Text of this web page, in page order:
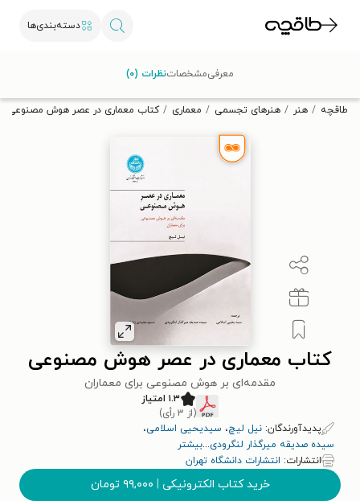
دسته‌بندی‌ها
تخفیف از طاقچه دریافت کن.
طاقچه هنر هنرهای تجسمی معماری کتاب معماری در عصر هوش مصنوعی
کتاب معماری در عصر هوش مصنوعی
مقدمه‌ای بر هوش مصنوعی برای معماران
۱.۳ امتیاز
(از ۳ رأی)
پدیدآورندگان: نیل لیچ، سیدیحیی اسلامی،
سیده صدیقه میرگذار لنگرودی...بیشتر
انتشارات: انتشارات دانشگاه تهران
خرید کتاب الکترونیکی | ۹۹,۰۰۰ تومان
معرفیمشخصاتنظرات (۰)